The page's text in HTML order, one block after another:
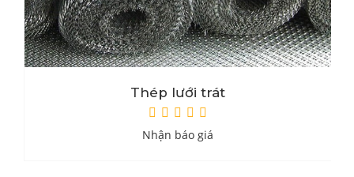
Thép lưới trát
Nhận báo giá